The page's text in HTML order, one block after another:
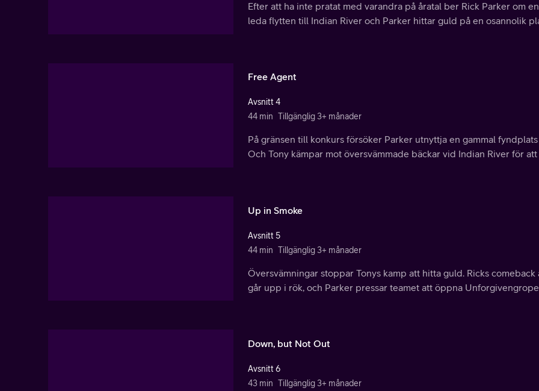
Efter att ha inte pratat med varandra på åratal ber Rick Parker om
leda flytten till Indian River och Parker hittar guld på en osannolik
Free Agent
Avsnitt 4
44 min Tillgänglig 3+ månader
På gränsen till konkurs försöker Parker utnyttja en gammal
Och Tony kämpar mot översvämmade bäckar vid Indian River för
Up in Smoke
Avsnitt 5
44 min Tillgänglig 3+ månader
Översvämningar stoppar Tonys kamp att hitta guld. Ricks
går upp i rök, och Parker pressar teamet att öppna
Down, but Not Out
Avsnitt 6
43 min Tillgänglig 3+ månader